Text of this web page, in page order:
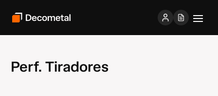
Perf. Tiradores